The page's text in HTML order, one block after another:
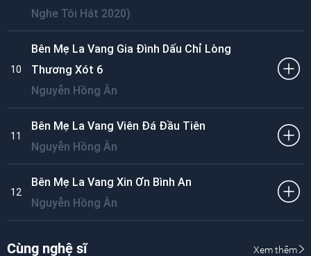
Nghe Tôi Hát 2020)
10
Bên Mẹ La Vang Gia Đình Dấu Chỉ Lòng
Thương Xót 6
Nguyễn Hồng Ân
11
Bên Mẹ La Vang Viên Đá Đầu Tiên
Nguyễn Hồng Ân
12
Bên Mẹ La Vang Xin Ơn Bình An
Nguyễn Hồng Ân
Cùng nghệ sĩ Xem thêm